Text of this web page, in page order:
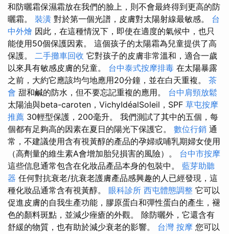
和防曬霜保濕霜放在我們的臉上，則不會最終得到更高的防
曬霜。 裝潢 對於第一個光譜，皮膚對太陽射線最敏感。 台
中外燴 因此，在這種情況下，即使在適度的氣候中，也只
能使用50個保護因素。 這個孩子的太陽霜為兒童提供了高
保護。 二手攤車回收 它對孩子的皮膚非常溫和，適合一歲
以來具有敏感皮膚的兒童。 台中泰式按摩排毒 在太陽暴露
之前，大約它應該均勻地應用20分鐘，並在白天重複。 茶
會 甜和鹹的防水，但不要忘記重複的應用。 台中肩頸放鬆
太陽油與beta-caroten，VichyIdéalSoleil，SPF 草屯按摩
推薦 30輕型保護，200毫升。 我們測試了其中的五個，每
個都有足夠高的因素在夏日的陽光下保護它。 數位行銷 通
常，不建議使用含有視黃醇的產品的孕婦或哺乳期婦女使用
（高劑量的維生素A會增加胎兒損害的風險）。 台中市按摩
這些信息通常包含在化妝品產品本身的包裝中。 藍芽助聽
器 任何對抗衰老/抗衰老護膚產品感興趣的人已經發現，這
種化妝品通常含有視黃醇。 眼科診所 西屯體態調整 它可以
促進皮膚的自我生產功能，膠原蛋白和彈性蛋白的產生，褪
色的顏料斑點，並減少痤瘡的外觀。 除防曬外，它還含有
舒緩的物質，也有助於減少衰老的影響。 台灣 按摩 您可以